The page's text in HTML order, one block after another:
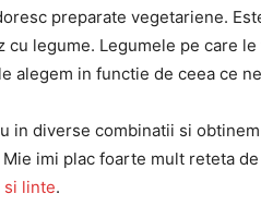
preparate vegetariene.
legume. Legumele pe care
le alegem in functie de ceea ce
in diverse combinatii si
Mie imi plac foarte mult reteta de
si linte.